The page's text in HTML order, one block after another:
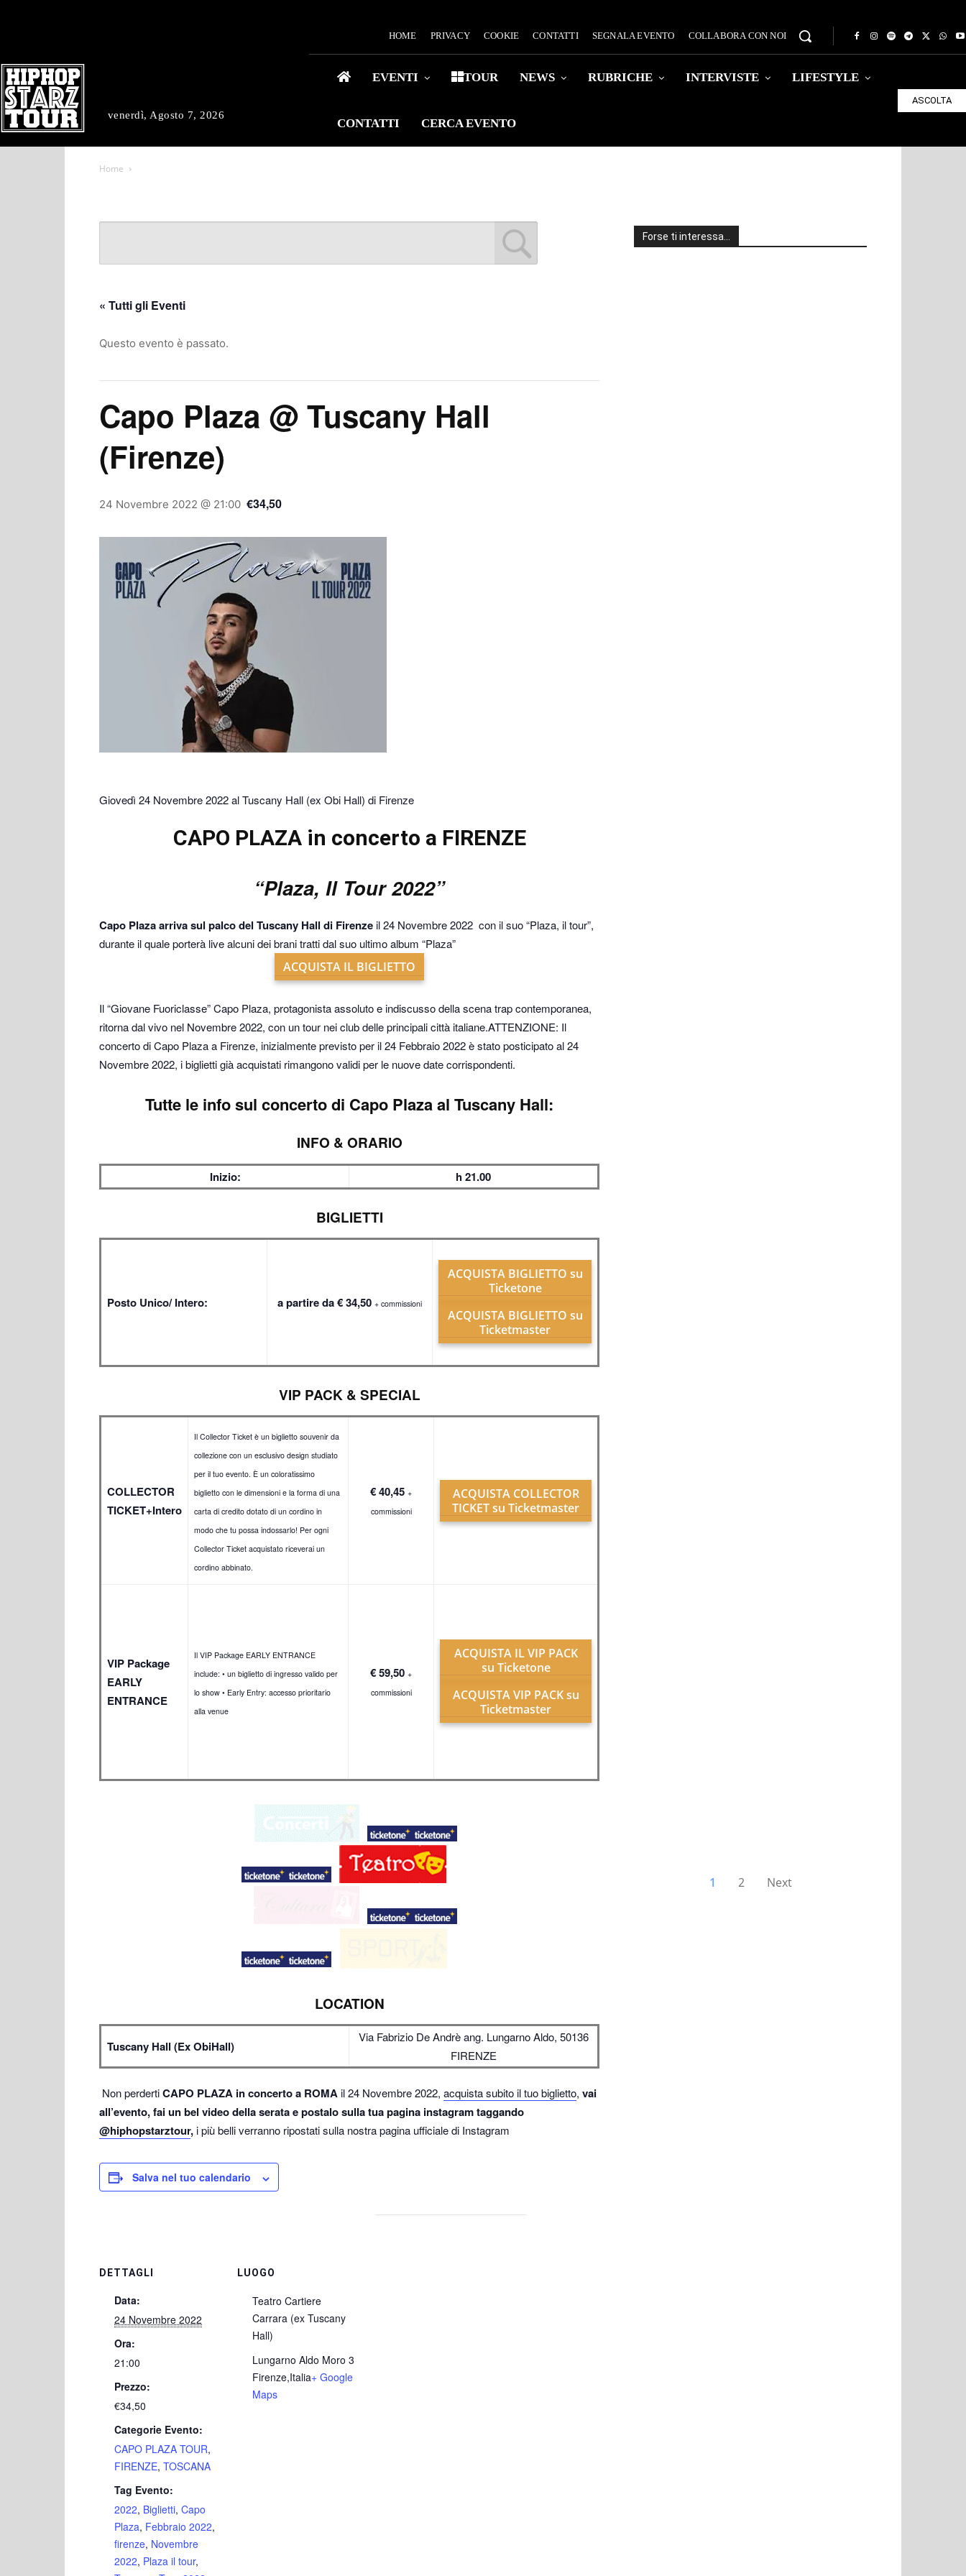
venerdì, Agosto 7, 2026
HOME PRIVACY COOKIE CONTATTI SEGNALA EVENTO COLLABORA CON NOI
EVENTI TOUR NEWS RUBRICHE INTERVISTE LIFESTYLE
CONTATTI CERCA EVENTO
ASCOLTA
Home
« Tutti gli Eventi
Questo evento è passato.
Capo Plaza @ Tuscany Hall
(Firenze)
24 Novembre 2022 @ 21:00 €34,50
Giovedì 24 Novembre 2022 al Tuscany Hall (ex Obi Hall) di Firenze
CAPO PLAZA in concerto a FIRENZE
“Plaza, Il Tour 2022”
Capo Plaza arriva sul palco del Tuscany Hall di Firenzeil 24 Novembre 2022 con il suo “Plaza, il tour”,
durante il quale porterà live alcuni dei brani tratti dal suo ultimo album “Plaza”
ACQUISTA IL BIGLIETTO
Il “Giovane Fuoriclasse” Capo Plaza, protagonista assoluto e indiscusso della scena trap contemporanea,
ritorna dal vivo nel Novembre 2022, con un tour nei club delle principali città italiane.ATTENZIONE: Il
concerto di Capo Plaza a Firenze, inizialmente previsto per il 24 Febbraio 2022 è stato posticipato al 24
Novembre 2022, i biglietti già acquistati rimangono validi per le nuove date corrispondenti.
Tutte le info sul concerto di Capo Plaza al Tuscany Hall:
INFO & ORARIO
Inizio: h 21.00
BIGLIETTI
Posto Unico/ Intero: a partire da € 34,50 + commissioni
ACQUISTA BIGLIETTO su
Ticketone
ACQUISTA BIGLIETTO su
Ticketmaster
VIP PACK & SPECIAL
COLLECTOR
TICKET+Intero
Il Collector Ticket è un biglietto souvenir da
collezione con un esclusivo design studiato
per il tuo evento. È un coloratissimo
biglietto con le dimensioni e la forma di una
carta di credito dotato di un cordino in
modo che tu possa indossarlo! Per ogni
Collector Ticket acquistato riceverai un
cordino abbinato.
€ 40,45 +
commissioni
ACQUISTA COLLECTOR
TICKET su Ticketmaster
VIP Package
EARLY
ENTRANCE
Il VIP Package EARLY ENTRANCE
include: • un biglietto di ingresso valido per
lo show • Early Entry: accesso prioritario
alla venue
€ 59,50 +
commissioni
ACQUISTA IL VIP PACK
su Ticketone
ACQUISTA VIP PACK su
Ticketmaster
LOCATION
Tuscany Hall (Ex ObiHall)
Via Fabrizio De Andrè ang. Lungarno Aldo, 50136
FIRENZE
Non perdertiCAPO PLAZA in concerto a ROMAil 24 Novembre 2022, acquista subito il tuo biglietto, vai
all’evento, fai un bel video della serata e postalo sulla tua pagina instagram taggando
@hiphopstarztour,i più belli verranno ripostati sulla nostra pagina ufficiale di Instagram
Salva nel tuo calendario
DETTAGLI
Data:
24 Novembre 2022
Ora:
21:00
Prezzo:
€34,50
Categorie Evento:
CAPO PLAZA TOUR,
FIRENZE, TOSCANA
Tag Evento:
2022, Biglietti, Capo
Plaza, Febbraio 2022,
firenze, Novembre
2022, Plaza il tour,
LUOGO
Teatro Cartiere
Carrara (ex Tuscany
Hall)
Lungarno Aldo Moro 3
Firenze,Italia+ Google
Maps
Forse ti interessa…
1 2 Next